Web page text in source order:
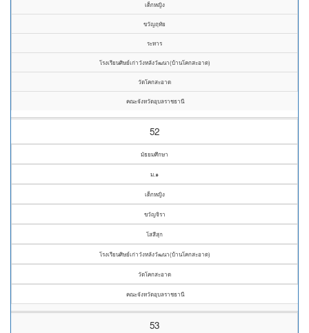
เด็กหญิง
ขวัญฤทัย
ระหาร
โรงเรียนศิษย์เก่าวังหลังวัฒนา(บ้านโคกสะอาด)
วัดโคกสะอาด
คณะจังหวัดอุบลราชธานี
52
มัธยมศึกษา
ม.๑
เด็กหญิง
ขวัญจิรา
โสสีสุก
โรงเรียนศิษย์เก่าวังหลังวัฒนา(บ้านโคกสะอาด)
วัดโคกสะอาด
คณะจังหวัดอุบลราชธานี
53